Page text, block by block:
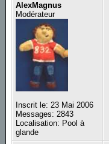
AlexMagnus
Modérateur
Inscrit le: 23 Mai 2006
Messages: 2843
Localisation: Pool à
glande